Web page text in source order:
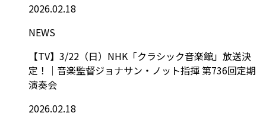
2026.02.18
NEWS
【TV】3/22（日）NHK「クラシック音楽館」放送決
定！｜音楽監督ジョナサン・ノット指揮 第736回定期
演奏会
2026.02.18